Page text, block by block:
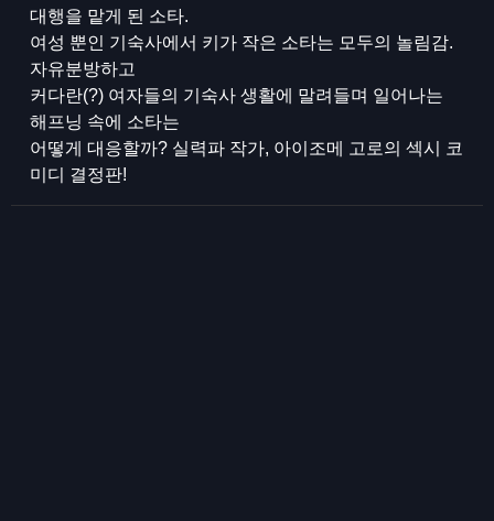
대행을 맡게 된 소타.
여성 뿐인 기숙사에서 키가 작은 소타는 모두의 놀림감.
자유분방하고
커다란(?) 여자들의 기숙사 생활에 말려들며 일어나는
해프닝 속에 소타는
어떻게 대응할까? 실력파 작가, 아이조메 고로의 섹시 코
미디 결정판!